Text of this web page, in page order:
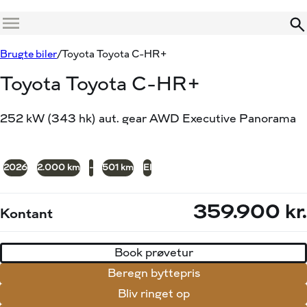
Menu
Brugte biler Toyota Toyota C-HR+
Toyota Toyota C-HR+
252 kW (343 hk) aut. gear AWD Executive Panorama
Oops... Failed to load content...
2026 2.000 km - 501 km El
Kontant 359.900 kr.
Book prøvetur
Beregn byttepris
Bliv ringet op